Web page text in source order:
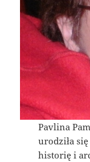
Pavlina
urodziła
historię i